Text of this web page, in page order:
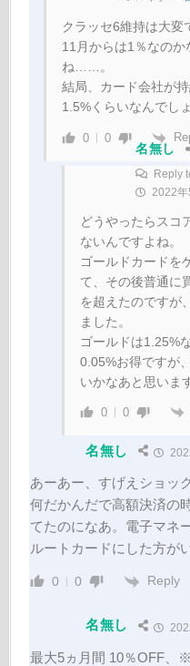
クラッセ6維持は大変
11月からは1％なの
ね……。
結局、カード会社が
1.5%くらいなんでし
0 0
名無し
Reply
2022
どうやったらスコ
ないんですよね。
ゴールドカードを
て、その後普通に
を超えたのですが
ました。
ゴールドは1.25%
0.05%お得ですが
いかなあと思いま
0 0
名無し
あーあー、すげえショック
何だかんだで高額決済の
てたのになあ。電子マネ
ルートカードにした方が
0 0 Reply
名無し
最大5ヵ月間 10％OFF、